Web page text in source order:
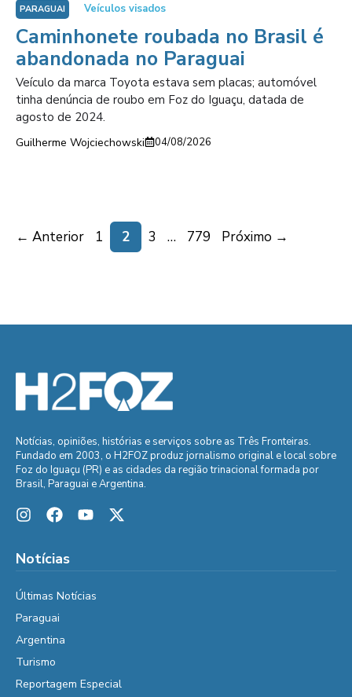
PARAGUAI Veículos visados
Caminhonete roubada no Brasil é
abandonada no Paraguai
Veículo da marca Toyota estava sem placas; automóvel
tinha denúncia de roubo em Foz do Iguaçu, datada de
agosto de 2024.
Guilherme Wojciechowski 04/08/2026
← Anterior Page
1 Page
2 Page
3 … Page
779 Próximo →
Notícias, opiniões, histórias e serviços sobre as Três Fronteiras.
Fundado em 2003, o H2FOZ produz jornalismo original e local sobre
Foz do Iguaçu (PR) e as cidades da região trinacional formada por
Brasil, Paraguai e Argentina.
Notícias
Últimas Notícias
Paraguai
Argentina
Turismo
Reportagem Especial